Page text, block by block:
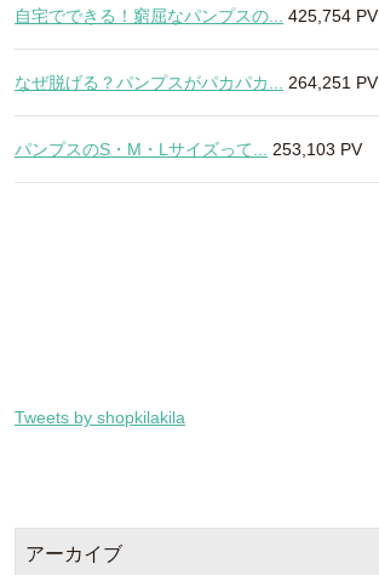
自宅でできる！窮屈なパンプスの... 425,754 PV
なぜ脱げる？パンプスがパカパカ... 264,251 PV
パンプスのS・M・Lサイズって... 253,103 PV
Tweets by shopkilakila
アーカイブ